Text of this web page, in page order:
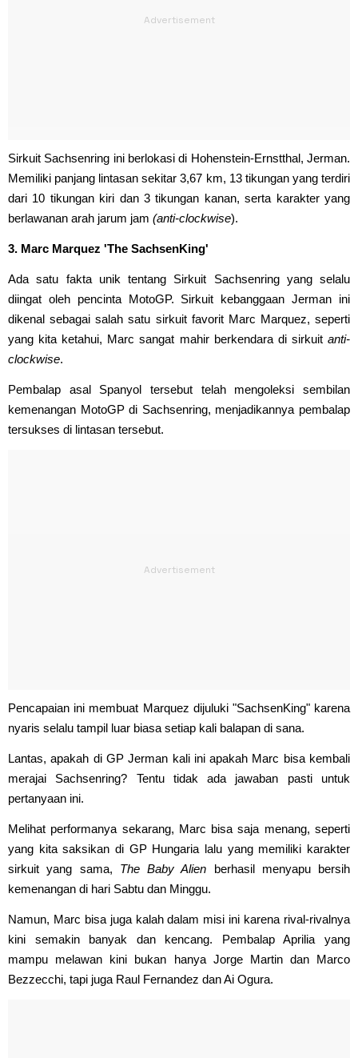
Sirkuit Sachsenring ini berlokasi di Hohenstein-Ernstthal, Jerman.
Memiliki panjang lintasan sekitar 3,67 km, 13 tikungan yang terdiri
dari 10 tikungan kiri dan 3 tikungan kanan, serta karakter yang
berlawanan arah jarum jam (anti-clockwise).
3. Marc Marquez 'The SachsenKing'
Ada satu fakta unik tentang Sirkuit Sachsenring yang selalu
diingat oleh pencinta MotoGP. Sirkuit kebanggaan Jerman ini
dikenal sebagai salah satu sirkuit favorit Marc Marquez, seperti
yang kita ketahui, Marc sangat mahir berkendara di sirkuit anti-
clockwise.
Pembalap asal Spanyol tersebut telah mengoleksi sembilan
kemenangan MotoGP di Sachsenring, menjadikannya pembalap
tersukses di lintasan tersebut.
Pencapaian ini membuat Marquez dijuluki "SachsenKing" karena
nyaris selalu tampil luar biasa setiap kali balapan di sana.
Lantas, apakah di GP Jerman kali ini apakah Marc bisa kembali
merajai Sachsenring? Tentu tidak ada jawaban pasti untuk
pertanyaan ini.
Melihat performanya sekarang, Marc bisa saja menang, seperti
yang kita saksikan di GP Hungaria lalu yang memiliki karakter
sirkuit yang sama, The Baby Alien berhasil menyapu bersih
kemenangan di hari Sabtu dan Minggu.
Namun, Marc bisa juga kalah dalam misi ini karena rival-rivalnya
kini semakin banyak dan kencang. Pembalap Aprilia yang
mampu melawan kini bukan hanya Jorge Martin dan Marco
Bezzecchi, tapi juga Raul Fernandez dan Ai Ogura.